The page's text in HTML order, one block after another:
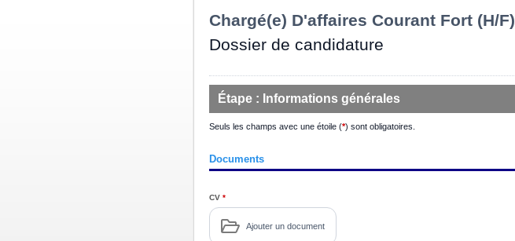
Chargé(e) D'affaires Courant Fort (H/F)
Dossier de candidature
Étape : Informations générales
Seuls les champs avec une étoile (*) sont obligatoires.
Documents
CV*
Ajouter un document